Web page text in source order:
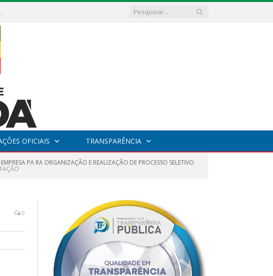
entre os anos de 2022 ao presente ano de 2026.
OFICIAIS TRANSPARÊNCIA
PA RA ORGANIZAÇÃO E REALIZAÇÃO DE PROCESSO SELETIVO
0